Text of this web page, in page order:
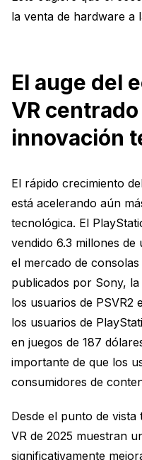
la venta de hardware a
El auge del
VR
innovación
El rápido crecimiento
está acelerando aún
tecnológica. El
vendido 6.3 millones de
el mercado de
publicados por Sony,
los usuarios de PSVR2
los usuarios de
en juegos de 187
importante de que los
consumidores de
Desde el punto de
VR de 2025 muestran
significativamente